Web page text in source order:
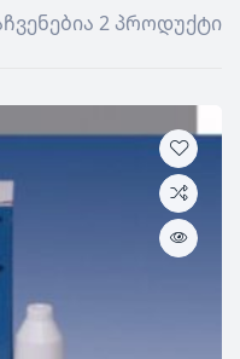
2 პროდუქტი